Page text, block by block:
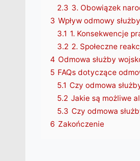
2.3 3. Obowiązek
3 Wpływ odmowy
3.1 1. Konsekwencje
3.2 2. Społeczne
4 Odmowa służby
5 FAQs dotyczące
5.1 Czy odmowa
5.2 Jakie są możliwe
5.3 Czy odmowa
6 Zakończenie